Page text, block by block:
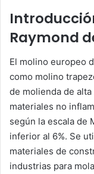
Raymond
El molino europeo
como molino
de molienda de
materiales no
según la escala de
inferior al 6%. Se
materiales de
industrias para